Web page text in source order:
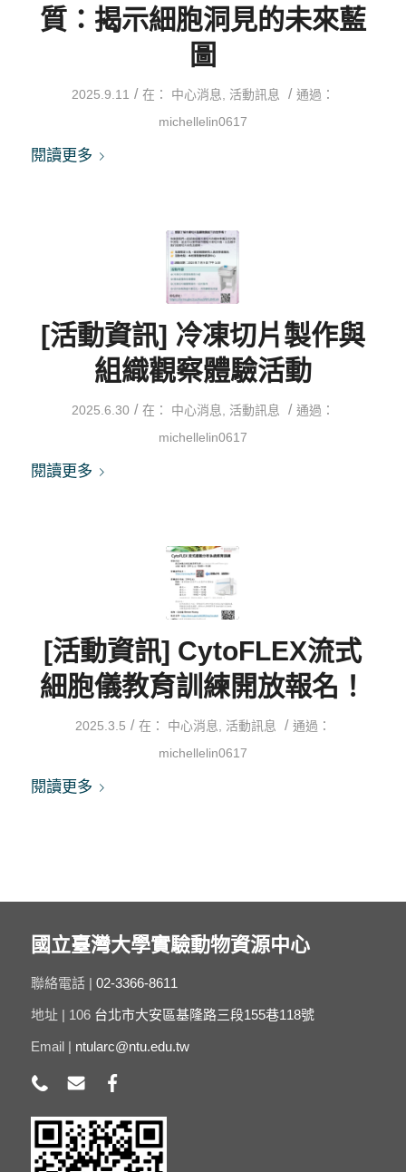
質：揭示細胞洞見的未來藍
圖
2025.9.11 / 在： 中心消息 活動訊息 / 通過：
michellelin0617
閱讀更多
[活動資訊] 冷凍切片製作與
組織觀察體驗活動
2025.6.30 / 在： 中心消息 活動訊息 / 通過：
michellelin0617
閱讀更多
[活動資訊] CytoFLEX流式
細胞儀教育訓練開放報名！
2025.3.5 / 在： 中心消息 活動訊息 / 通過：
michellelin0617
閱讀更多
國立臺灣大學實驗動物資源中心
聯絡電話 | 02-3366-8611
地址 | 106 台北市大安區基隆路三段155巷118號
Email | ntularc@ntu.edu.tw